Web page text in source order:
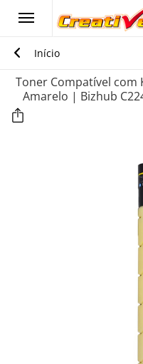
Início
Toner Compatível com
Amarelo | Bizhub